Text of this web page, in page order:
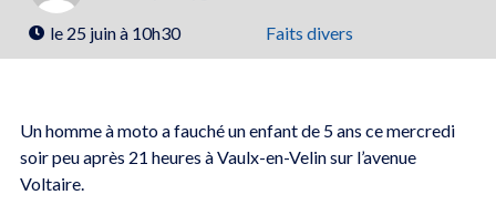
le 25 juin à 10h30 Faits divers
Un homme à moto a fauché un enfant de 5 ans ce mercredi
soir peu après 21 heures à Vaulx-en-Velin sur l’avenue
Voltaire.